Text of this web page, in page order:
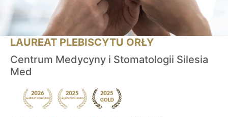
LAUREAT PLEBISCYTU ORŁY
Centrum Medycyny i Stomatologii Silesia
Med